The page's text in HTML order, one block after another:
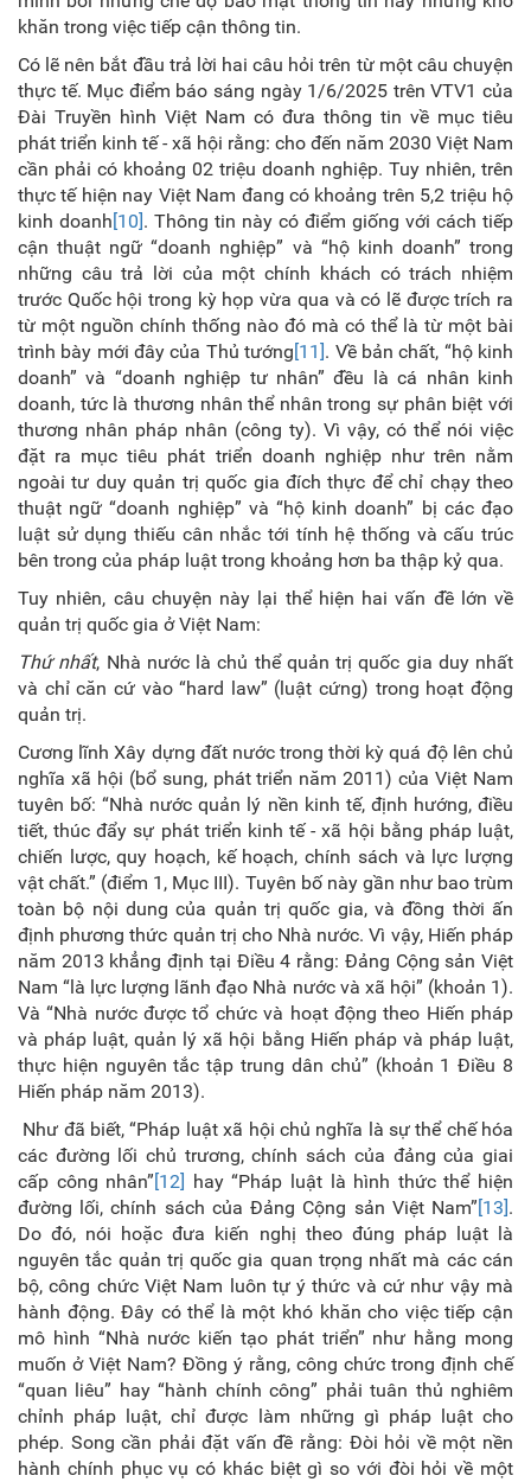
khăn trong việc tiếp cận thông tin.
Có lẽ nên bắt đầu trả lời hai câu hỏi trên từ một câu chuyện
thực tế. Mục điểm báo sáng ngày 1/6/2025 trên VTV1 của
Đài Truyền hình Việt Nam có đưa thông tin về mục tiêu
phát triển kinh tế- xã hội rằng: cho đến năm 2030 Việt Nam
cần phải có khoảng 02 triệu doanh nghiệp. Tuy nhiên, trên
thực tế hiện nay Việt Nam đang có khoảng trên 5,2 triệu hộ
kinh doanh[10]. Thông tin này có điểm giống với cách tiếp
cận thuật ngữ “doanh nghiệp” và “hộ kinh doanh” trong
những câu trả lời của một chính khách có trách nhiệm
trước Quốc hội trong kỳ họp vừa qua và có lẽ được trích ra
từ một nguồn chính thống nào đó mà có thể là từ một bài
trình bày mới đây của Thủ tướng[11]. Về bản chất, “hộ kinh
doanh” và “doanh nghiệp tư nhân” đều là cá nhân kinh
doanh, tức là thương nhân thể nhân trong sự phân biệt với
thương nhân pháp nhân (công ty). Vì vậy, có thể nói việc
đặt ra mục tiêu phát triển doanh nghiệp như trên nằm
ngoài tư duy quản trị quốc gia đích thực để chỉ chạy theo
thuật ngữ “doanh nghiệp” và “hộ kinh doanh” bị các đạo
luật sử dụng thiếu cân nhắc tới tính hệ thống và cấu trúc
bên trong của pháp luật trong khoảng hơn ba thập kỷ qua.
Tuy nhiên, câu chuyện này lại thể hiện hai vấn đề lớn về
quản trị quốc gia ở Việt Nam:
Thứ nhất, Nhà nước là chủ thể quản trị quốc gia duy nhất
và chỉ căn cứ vào “hard law” (luật cứng) trong hoạt động
quản trị.
Cương lĩnh Xây dựng đất nước trong thời kỳ quá độ lên chủ
nghĩa xã hội (bổ sung, phát triển năm 2011) của Việt Nam
tuyên bố: “Nhà nước quản lý nền kinh tế, định hướng, điều
tiết, thúc đẩy sự phát triển kinh tế - xã hội bằng pháp luật,
chiến lược, quy hoạch, kế hoạch, chính sách và lực lượng
vật chất.” (điểm 1, Mục III). Tuyên bố này gần như bao trùm
toàn bộ nội dung của quản trị quốc gia, và đồng thời ấn
định phương thức quản trị cho Nhà nước. Vì vậy, Hiến pháp
năm 2013 khẳng định tại Điều 4 rằng: Đảng Cộng sản Việt
Nam “là lực lượng lãnh đạo Nhà nước và xã hội” (khoản 1).
Và “Nhà nước được tổ chức và hoạt động theo Hiến pháp
và pháp luật, quản lý xã hội bằng Hiến pháp và pháp luật,
thực hiện nguyên tắc tập trung dân chủ” (khoản 1 Điều 8
Hiến pháp năm 2013).
Như đã biết, “Pháp luật xã hội chủ nghĩa là sự thể chế hóa
các đường lối chủ trương, chính sách của đảng của giai
cấp công nhân”[12] hay “Pháp luật là hình thức thể hiện
đường lối, chính sách của Đảng Cộng sản Việt Nam”[13].
Do đó, nói hoặc đưa kiến nghị theo đúng pháp luật là
nguyên tắc quản trị quốc gia quan trọng nhất mà các cán
bộ, công chức Việt Nam luôn tự ý thức và cứ như vậy mà
hành động. Đây có thể là một khó khăn cho việc tiếp cận
mô hình “Nhà nước kiến tạo phát triển” như hằng mong
muốn ở Việt Nam? Đồng ý rằng, công chức trong định chế
“quan liêu” hay “hành chính công” phải tuân thủ nghiêm
chỉnh pháp luật, chỉ được làm những gì pháp luật cho
phép. Song cần phải đặt vấn đề rằng: Đòi hỏi về một nền
hành chính phục vụ có khác biệt gì so với đòi hỏi về một